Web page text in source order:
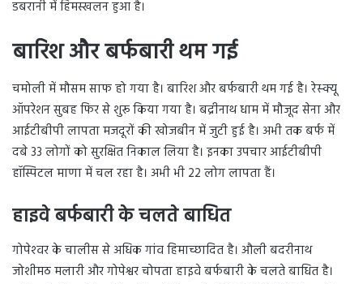
डबरानी में हिमस्खलन हुआ है।
बारिश और बर्फबारी थम गई
चमोली में मौसम साफ हो गया है। बारिश और बर्फबारी थम गई है। रेस्क्यू
ऑपरेशन सुबह फ‍िर से शुरू क‍िया गया है। बद्रीनाथ धाम में मौजूद सेना और
आईटीबीपी लापता मजदूरों की खोजबीन में जुटी हुई है। अभी तक बर्फ में
दबे 33 लोगों को सुरक्षित निकाल लिया है। इनका उपचार आईटीबीपी
हॉस्पिटल माणा में चल रहा है। अभी भी 22 लोग लापता हैं।
हाइवे बर्फबारी के चलते बाधित
गोपेश्‍वर के चालीस से अधिक गांव हिमाच्छादित है। औली बदरीनाथ
जोशीमठ मलारी और गोपेश्वर चोपता हाइवे बर्फबारी के चलते बाधित है।